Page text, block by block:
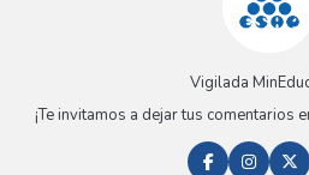
Vigilada
¡Te invitamos a dejar tus comentarios